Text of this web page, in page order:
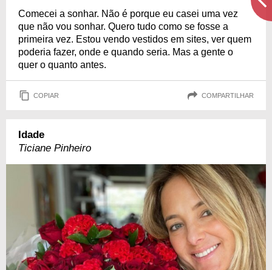
Comecei a sonhar. Não é porque eu casei uma vez
que não vou sonhar. Quero tudo como se fosse a
primeira vez. Estou vendo vestidos em sites, ver quem
poderia fazer, onde e quando seria. Mas a gente o
quer o quanto antes.
COPIAR COMPARTILHAR
Idade
Ticiane Pinheiro